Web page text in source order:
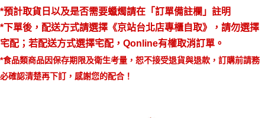
1.本服務係由「台灣大哥大股份有限公司」（以下簡稱本公司）所提供，讓
用戶於交易時，得透過本服務購買商品或服務，並由商店將買賣／分期付款
買賣價金債權讓與本公司後，依約使用本公司帳單繳交帳款。
2.基於同意付款使用「大哥付你分期」之契約關係目的，商店將以您的個人
資料（包含姓名、電話或地址）提供予台灣大哥大進項蒐集、處理及利用，
由本公司與您本人進行分期帳單所需資料之確認、核對及更正。
3.完整用戶服務條款，請詳閱以下連結：
※ 請注意：結帳手續完成當下不需立刻繳費，但若您需要取消訂單，請聯絡
購買商品的店家。未經商家同意取消之訂單仍視為有效，需透過AFTEE先享
後付繳納相關費用。
※ 交易是否成功請以「AFTEE先享後付 」之結帳頁面顯示為準，若有關於
是否繳費成功／繳費後需取消欲退款等相關疑問，請聯繫「AFTEE先享後付
客戶支援中心」https://netprotections.freshdesk.com/support/home
*預計取貨日以及是否需要蠟燭請在「訂單備註欄」註明
*下單後，配送方式請選擇《京站台北店專櫃自取》
，請勿選擇
宅配；若配送方式選擇宅配，Qonline有權取消訂單。
*食品類商品因保存期限及衛生考量，恕不接受退貨與退款，訂購前請務
必確認清楚再下訂，感謝您的配合！